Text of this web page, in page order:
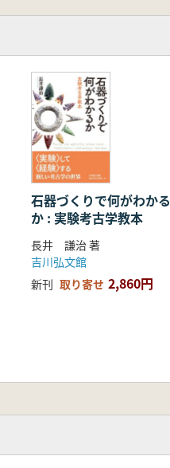
石器づくりで何がわかる
か : 実験考古学教本
長井 謙治 著
吉川弘文館
新刊 取り寄せ 2,860円